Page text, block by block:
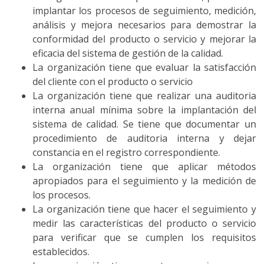
implantar los procesos de seguimiento, medición,
análisis y mejora necesarios para demostrar la
conformidad del producto o servicio y mejorar la
eficacia del sistema de gestión de la calidad.
La organización tiene que evaluar la satisfacción
del cliente con el producto o servicio
La organización tiene que realizar una auditoria
interna anual mínima sobre la implantación del
sistema de calidad. Se tiene que documentar un
procedimiento de auditoria interna y dejar
constancia en el registro correspondiente.
La organización tiene que aplicar métodos
apropiados para el seguimiento y la medición de
los procesos.
La organización tiene que hacer el seguimiento y
medir las características del producto o servicio
para verificar que se cumplen los requisitos
establecidos.